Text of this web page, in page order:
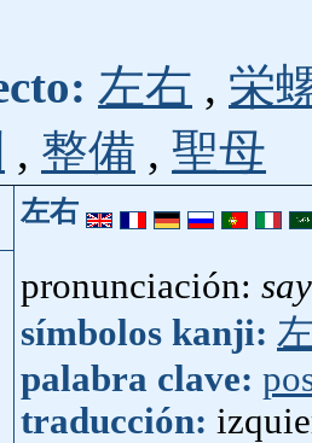
左右 , 栄
, 整備 , 聖母
左右
pronunciación:
símbolos kanji:
palabra clave:
traducción: